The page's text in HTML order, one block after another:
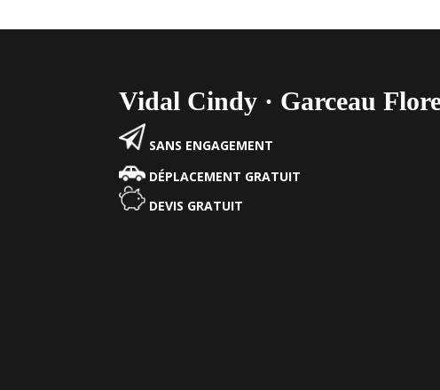
Vidal Cindy · Garceau
SANS ENGAGEMENT
DÉPLACEMENT GRATUIT
DEVIS GRATUIT